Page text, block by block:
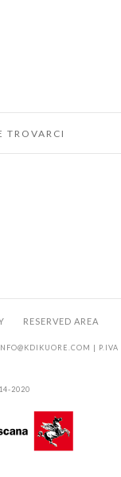
TROVARCI
RESERVED AREA
|
2020